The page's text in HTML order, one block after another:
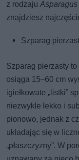
z rodzajuAsparagus
znajdziesz
Szparag
Szparag pierzasty
osiąga 15–60 cm
igiełkowate „listki”
niezwykle lekko i
pionowo, jednak z
układając się w
„płaszczyzny”. W